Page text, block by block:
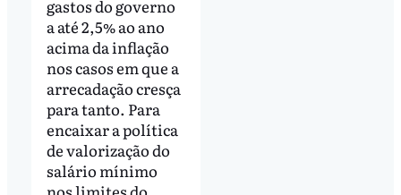
gastos do governo
a até 2,5% ao ano
acima da inflação
nos casos em que a
arrecadação cresça
para tanto. Para
encaixar a política
de valorização do
salário mínimo